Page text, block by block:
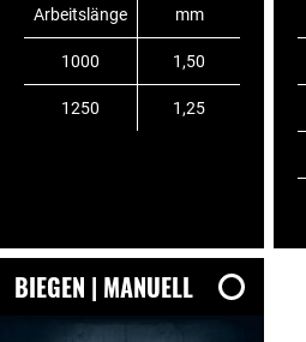
Arbeitslänge mm
1000 1,50
1250 1,25
BIEGEN | MANUELL